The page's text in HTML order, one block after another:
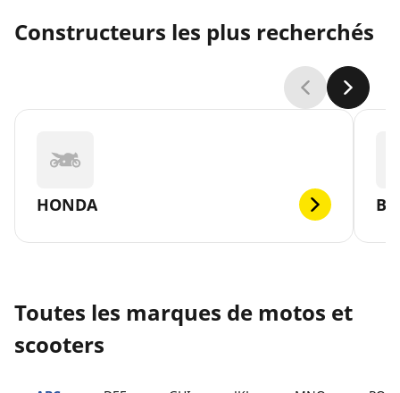
Constructeurs les plus recherchés
HONDA
Toutes les marques de motos et
scooters